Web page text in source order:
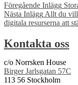
Föregående Inlägg
Nästa Inlägg Allt du
digitala resurserna att
Kontakta oss
c/o Norrsken House
Birger Jarlsgatan 57C
113 56 Stockholm